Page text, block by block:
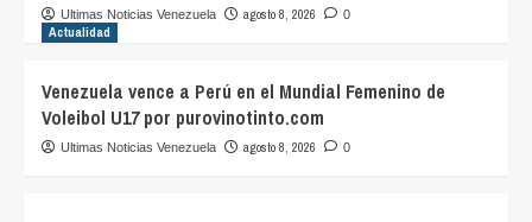
Ultimas Noticias Venezuela agosto 8, 2026 0
Actualidad
Venezuela vence a Perú en el Mundial Femenino de
Voleibol U17 por purovinotinto.com
Ultimas Noticias Venezuela agosto 8, 2026 0